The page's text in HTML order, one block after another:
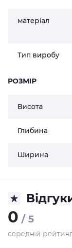
матеріал
Тип виробу
РОЗМІР
Висота
Глибина
Ширина
0 / 5
середній